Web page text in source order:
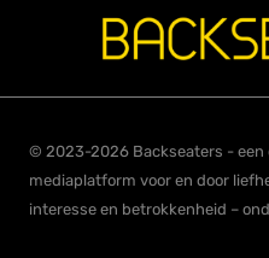
© 2023-2026 Backseaters -
mediaplatform voor en door
interesse en betrokkenheid –